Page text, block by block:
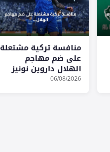
منافسة تركية مشتعلة
على ضم مهاجم
الهلال داروين نونيز
06/08/2026